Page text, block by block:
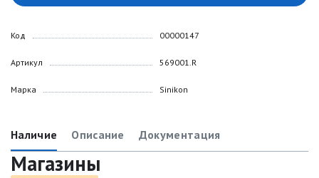
Код
Артикул
Марка
00000147
569001.R
Sinikon
Наличие Описание Документация
Магазины